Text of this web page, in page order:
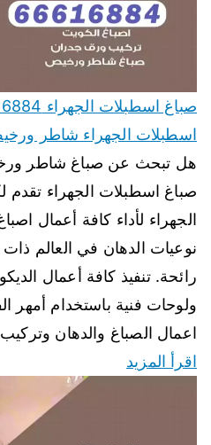
اسطبلات الجهراء شاطر
هل تبحث عن صباغ شاطر
صباغ اسطبلات الجهراء
الجهراء لأداء كافة أعمال
نوعيات الدهان في العالم ذات
رائحة. تنفيذ كافة أعمال
ولوحات فنية باستخدام أمهر
اعمال الصباغ والدهان
اقرأ المزيد